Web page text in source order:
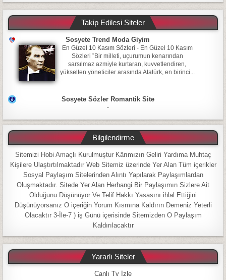
Takip Edilesi Siteler
Sosyete Trend Moda Giyim
En Güzel 10 Kasım Sözleri - En Güzel 10 Kasım
Sözleri ”Bir milleti, uçurumun kenarından
sarsılmaz azmiyle kurtaran, kuvvetlendiren,
yükselten yöneticiler arasında Atatürk, en birinci...
Sosyete Sözler Romantik Site
-
Bilgilendirme
Sitemizi Hobi Amaçlı Kurulmuştur Kârımızın Geliri Yardıma Muhtaç
Kişilere Ulaştırtılmaktadır Web Sitemiz üzerinde Yer Alan Tüm içerikler
Sosyal Paylaşım Sitelerinden Alıntı Yapılarak Paylaşımlardan
Oluşmaktadır. Sitede Yer Alan Herhangi Bir Paylaşımın Sizlere Ait
Olduğunu Düşünüyor Ve Telif Hakkı Yasasını ihlal Ettiğini
Düşünüyorsanız O içeriğin Yorum Kısmına Kaldırın Demeniz Yeterli
Olacaktır 3-İle-7 ) iş Günü içerisinde Sitemizden O Paylaşım
Kaldırılacaktır
Yararlı Siteler
Canlı Tv İzle